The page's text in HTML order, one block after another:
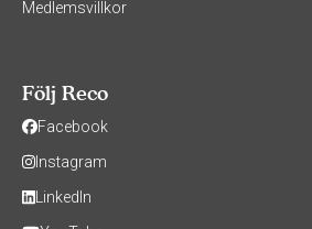
Medlemsvillkor
Följ Reco
Facebook
Instagram
LinkedIn